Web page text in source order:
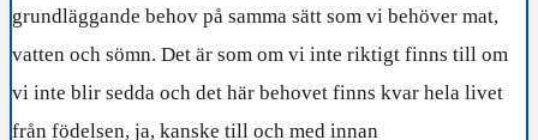
grundläggande behov på samma sätt som vi behöver mat,
vatten och sömn. Det är som om vi inte riktigt finns till om
vi inte blir sedda och det här behovet finns kvar hela livet
från födelsen, ja, kanske till och med innan